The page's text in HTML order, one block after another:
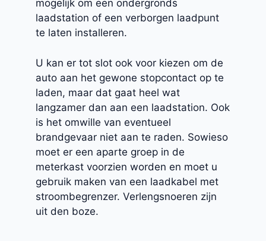
mogelijk om een ondergronds
laadstation of een verborgen laadpunt
te laten installeren.
U kan er tot slot ook voor kiezen om de
auto aan het gewone stopcontact op te
laden, maar dat gaat heel wat
langzamer dan aan een laadstation. Ook
is het omwille van eventueel
brandgevaar niet aan te raden. Sowieso
moet er een aparte groep in de
meterkast voorzien worden en moet u
gebruik maken van een laadkabel met
stroombegrenzer. Verlengsnoeren zijn
uit den boze.